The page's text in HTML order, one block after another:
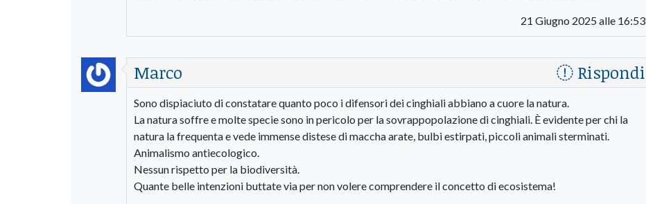
21 Giugno 2025 alle 16:53
Marco Rispondi
Sono dispiaciuto di constatare quanto poco i difensori dei cinghiali abbiano a cuore la natura.
La natura soffre e molte specie sono in pericolo per la sovrappopolazione di cinghiali. È evidente per chi la
natura la frequenta e vede immense distese di maccha arate, bulbi estirpati, piccoli animali sterminati.
Animalismo antiecologico.
Nessun rispetto per la biodiversità.
Quante belle intenzioni buttate via per non volere comprendere il concetto di ecosistema!